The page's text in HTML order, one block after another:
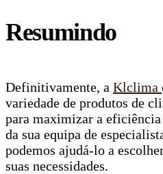
Resumindo
Definitivamente, a Klclima
variedade de produtos de
para maximizar a
da sua equipa de
podemos ajudá-lo a
suas necessidades.